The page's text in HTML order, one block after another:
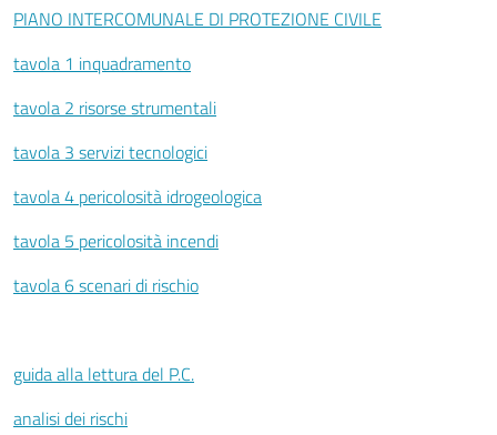
PIANO INTERCOMUNALE DI PROTEZIONE CIVILE
tavola 1 inquadramento
tavola 2 risorse strumentali
tavola 3 servizi tecnologici
tavola 4 pericolosità idrogeologica
tavola 5 pericolosità incendi
tavola 6 scenari di rischio
guida alla lettura del P.C.
analisi dei rischi